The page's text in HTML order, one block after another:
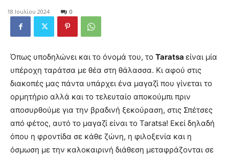
18 Ιουλίου 2024 0
Όπως υποδηλώνει και το όνοµά του, το Taratsa είναι µία
υπέροχη ταράτσα µε θέα στη θάλασσα. Κι αφού στις
διακοπές µας πάντα υπάρχει ένα µαγαζί που γίνεται το
ορµητήριο αλλά και το τελευταίο αποκούµπι πριν
αποσυρθούµε για την βραδινή ξεκούραση, στις Σπέτσες
από φέτος, αυτό το µαγαζί είναι το Taratsa! Εκεί δηλαδή
όπου η φροντίδα σε κάθε ζώνη, η φιλοξενία και η
όσµωση µε την καλοκαιρινή διάθεση µεταφράζονται σε